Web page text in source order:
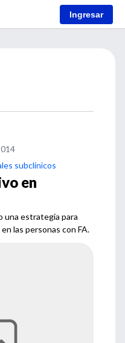
Ingresar
subclínicos
en
una estrategia para
las personas con FA.